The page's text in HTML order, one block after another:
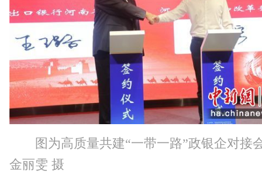
图为高质量共建“一带一路”政银企对接
金丽雯 摄